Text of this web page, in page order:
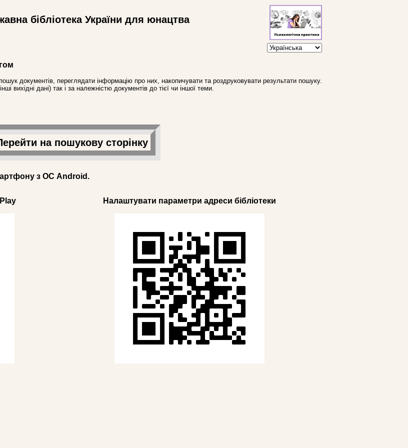
бібліотека України для юнацтва
документів, переглядати інформацію про них, накопичувати та роздруковувати результати пошуку.
вихідні дані) так і за належністю документів до тієї чи іншої теми.
на пошукову сторінку
з ОС Android.
Налаштувати параметри адреси бібліотеки